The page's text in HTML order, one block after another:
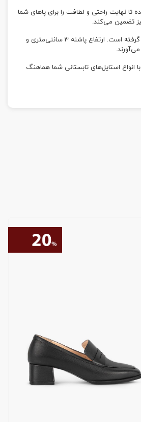
نهایت راحتی و لطافت را برای پاهای شما
تضمین می‌کند.
انتخاب ایده‌آل برای تابستان: طراحی این صندل با در نظر گرفتن راحتی و خنکی فصل تابستان صورت گرفته است. ارتفاع پاشنه 3 سانتی‌متری و
راحتی با انواع استایل‌های تابستانی شما هماهنگ